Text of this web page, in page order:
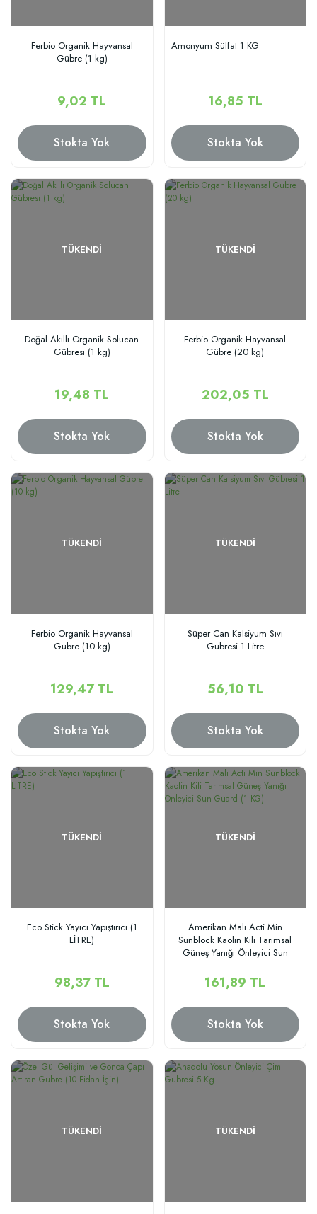
Ferbio Organik Hayvansal
Gübre (1 kg)
9,02 TL
Stokta Yok
Amonyum Sülfat 1 KG
16,85 TL
Stokta Yok
TÜKENDI
Doğal Akıllı Organik Solucan
Gübresi (1 kg)
19,48 TL
Stokta Yok
TÜKENDI
Ferbio Organik Hayvansal
Gübre (20 kg)
202,05 TL
Stokta Yok
TÜKENDI
Ferbio Organik Hayvansal
Gübre (10 kg)
129,47 TL
Stokta Yok
TÜKENDI
Süper Can Kalsiyum Sıvı
Gübresi 1 Litre
56,10 TL
Stokta Yok
TÜKENDI
Eco Stick Yayıcı Yapıştırıcı (1
LİTRE)
98,37 TL
Stokta Yok
TÜKENDI
Amerikan Malı Acti Min
Sunblock Kaolin Kili Tarımsal
Güneş Yanığı Önleyici Sun
161,89 TL
Stokta Yok
TÜKENDI TÜKENDI